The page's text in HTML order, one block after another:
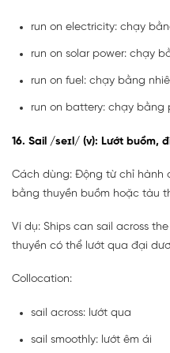
run on electricity: chạy
run on solar power: chạy
run on fuel: chạy bằng
run on battery: chạy bằng
16. Sail /seɪl/ (v): Lướt buồm,
Cách dùng: Động từ chỉ hành
bằng thuyền buồm hoặc tàu
Ví dụ: Ships can sail across
thuyền có thể lướt qua đại
Collocation:
sail across: lướt qua
sail smoothly: lướt êm ái